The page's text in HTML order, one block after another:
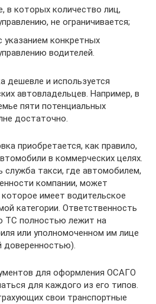
в которых количество лиц,
не ограничивается;
указанием конкретных
водителей.
дешевле и используется
автовладельцев. Например, в
пяти потенциальных
достаточно.
приобретается, как правило,
в коммерческих целях.
такси, где автомобилем,
компании, может
имеет водительское
категории. Ответственность
ТС полностью лежит на
или уполномоченном им лице
доверенностью).
для оформления ОСАГО
для каждого из его типов.
свои транспортные